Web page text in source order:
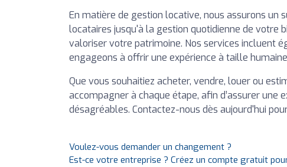
En matière de gestion locative, nous assurons un
locataires jusqu'à la gestion quotidienne de votre
valoriser votre patrimoine. Nos services incluent
engageons à offrir une expérience à taille
Que vous souhaitiez acheter, vendre, louer ou
accompagner à chaque étape, afin d’assurer une
désagréables. Contactez-nous dès aujourd'hui
Voulez-vous demander un changement ?
Est-ce votre entreprise ? Créez un compte gratuit